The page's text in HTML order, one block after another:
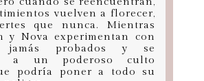
vuelven a florecer,
que nunca. Mientras
y Nova experimentan con
jamás probados y se
a un poderoso culto
podría poner a todo su